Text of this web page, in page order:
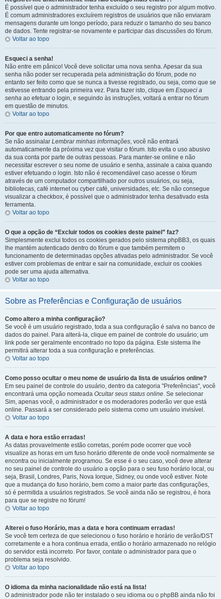
É possível que o administrador tenha excluído o seu registro por algum motivo.
É comum administradores excluírem registros de usuários que não enviaram
mensagens durante um longo período, para reduzir o tamanho do seu banco
de dados. Tente registrar-se novamente e participar das discussões do fórum.
Voltar ao topo
Esqueci a senha!
Não entre em pânico! Você deve solicitar uma nova senha. Apesar da sua
senha não poder ser recuperada pela administração do fórum, pode no
entanto ser feito como que se nunca a tivesse registrado, ou seja, como que se
estivesse entrando pela primeira vez. Para fazer isto, clique em Esqueci a
senha ao efetuar o login, e seguindo às instruções, voltará a entrar no fórum
em questão de minutos.
Voltar ao topo
Por que entro automaticamente no fórum?
Se não assinalar Lembrar minhas informações, você não entrará
automaticamente da próxima vez que visitar o fórum. Isto evita o uso abusivo
da sua conta por parte de outras pessoas. Para manter-se online e não
necessitar escrever o seu nome de usuário e senha, assinale a caixa quando
estiver efetuando o login. Isto não é recomendável caso acesse o fórum
através de um computador compartilhado por outros usuários, ou seja,
bibliotecas, café internet ou cyber café, universidades, etc. Se não consegue
visualizar a checkbox, é possível que o administrador tenha desativado esta
ferramenta.
Voltar ao topo
O que a opção de “Excluir todos os cookies deste painel” faz?
Simplesmente exclui todos os cookies gerados pelo sistema phpBB3, os quais
lhe mantém autenticado dentro do fórum e que também permitem o
funcionamento de determinadas opções ativadas pelo administrador. Se você
estiver com problemas de entrar e sair na comunidade, excluir os cookies
pode ser uma ajuda alternativa.
Voltar ao topo
Sobre as Preferências e Configuração de usuários
Como altero a minha configuração?
Se você é um usuário registrado, toda a sua configuração é salva no banco de
dados do painel. Para alterá-la, clique em painel de controle do usuário; um
link pode ser geralmente encontrado no topo da página. Este sistema lhe
permitirá alterar toda a sua configuração e preferências.
Voltar ao topo
Como posso ocultar o meu nome de usuário da lista de usuários online?
Em seu painel de controle do usuário, dentro da categoria "Preferências", você
encontrará uma opção nomeada Ocultar seus status online. Se selecionar
Sim, apenas você, o administrador e os moderadores poderão ver que está
online. Passará a ser considerado pelo sistema como um usuário invisível.
Voltar ao topo
A data e hora estão erradas!
As datas provavelmente estão corretas, porém pode ocorrer que você
visualize as horas em um fuso horário diferente de onde você normalmente se
encontra ou inicialmente programou. Se esse é o seu caso, você deve alterar
no seu painel de controle do usuário a opção para o seu fuso horário local, ou
seja, Brasil, Londres, Paris, Nova Iorque, Sidney, ou onde você estiver. Note
que a mudança do fuso horário, bem como a maior parte das configurações,
só é permitida a usuários registrados. Se você ainda não se registrou, é hora
para que se registre no fórum!
Voltar ao topo
Alterei o fuso Horário, mas a data e hora continuam erradas!
Se você tem certeza de que selecionou o fuso horário e horário de verão/DST
corretamente e a hora continua errada, então o horário armazenado no relógio
do servidor está incorreto. Por favor, contate o administrador para que o
problema seja resolvido.
Voltar ao topo
O idioma da minha nacionalidade não está na lista!
O administrador pode não ter instalado o seu idioma ou o phpBB ainda não foi